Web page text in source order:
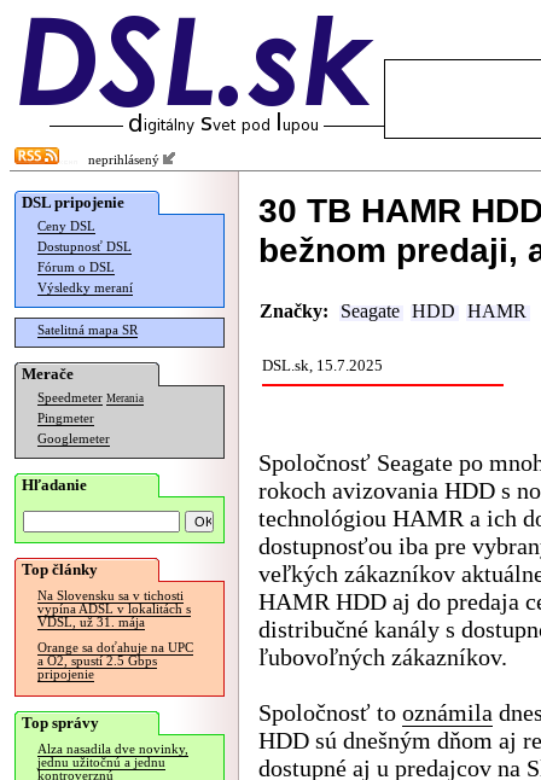
neprihlásený
DSL pripojenie
Ceny DSL
Dostupnosť DSL
Fórum o DSL
Výsledky meraní
Satelitná mapa SR
Merače
Speedmeter Merania
Pingmeter
Googlemeter
Hľadanie
Top články
Na Slovensku sa v tichosti
vypína ADSL v lokalitách s
VDSL, už 31. mája
Orange sa doťahuje na UPC
a O2, spustí 2.5 Gbps
pripojenie
Top správy
Alza nasadila dve novinky,
jednu užitočnú a jednu
kontroverznú
30 TB HAMR
bežnom predaji,
Značky: Seagate HDD HAMR
DSL.sk, 15.7.2025
Spoločnosť Seagate po
rokoch avizovania HDD s
technológiou HAMR a ich
dostupnosťou iba pre
veľkých zákazníkov
HAMR HDD aj do predaja
distribučné kanály s
ľubovoľných zákazníkov.
Spoločnosť to oznámila
HDD sú dnešným dňom aj
dostupné aj u predajcov na